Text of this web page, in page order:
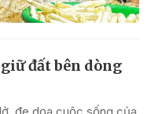
đất bên dòng
đe dọa cuộc sống của